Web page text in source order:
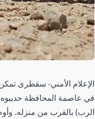
الإعلام الأمني- سقطرى
في عاصمة المحافظة
الرب) بالقرب من منزله.